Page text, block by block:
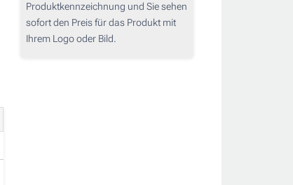
Produktkennzeichnung und Sie sehen
sofort den Preis für das Produkt mit
Ihrem Logo oder Bild.